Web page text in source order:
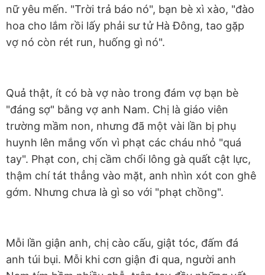
nữ yêu mến. "Trời trả báo nó", bạn bè xì xào, "đào
hoa cho lắm rồi lấy phải sư tử Hà Đông, tao gặp
vợ nó còn rét run, huống gì nó".
Quả thật, ít có bà vợ nào trong đám vợ bạn bè
"đáng sợ" bằng vợ anh Nam. Chị là giáo viên
trường mầm non, nhưng đã một vài lần bị phụ
huynh lên mắng vốn vì phạt các cháu nhỏ "quá
tay". Phạt con, chị cầm chổi lông gà quất cật lực,
thậm chí tát thẳng vào mặt, anh nhìn xót con ghê
gớm. Nhưng chưa là gì so với "phạt chồng".
Mỗi lần giận anh, chị cào cấu, giật tóc, đấm đá
anh túi bụi. Mỗi khi cơn giận đi qua, người anh